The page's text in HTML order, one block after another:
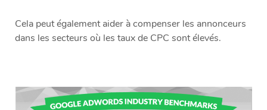
Cela peut également aider à compenser les annonceurs
dans les secteurs où les taux de CPC sont élevés.